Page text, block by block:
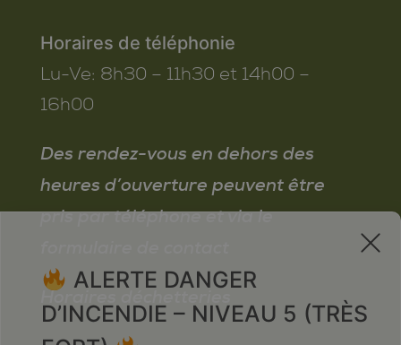
Horaires de téléphonie
Lu-Ve: 8h30 – 11h30 et 14h00 –
16h00
Des rendez-vous en dehors des
heures d’ouverture peuvent être
pris par téléphone et via le
Horaires déchetteries
x
ALERTE DANGER
D’INCENDIE – NIVEAU 5 (TRÈS